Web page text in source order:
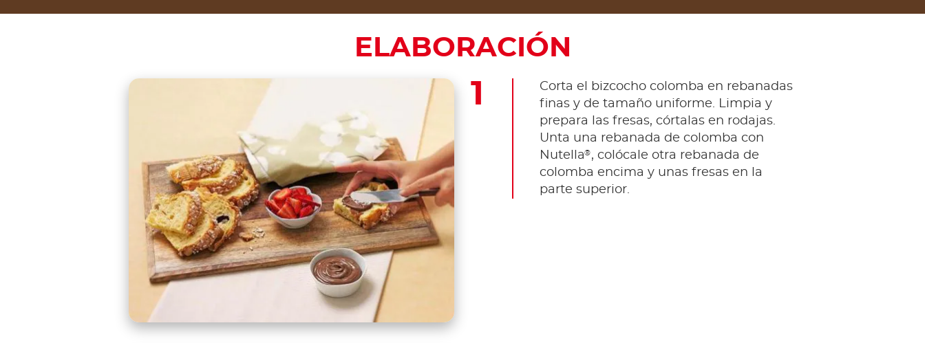
ELABORACIÓN
Corta el bizcocho colomba en rebanadas
finas y de tamaño uniforme. Limpia y
prepara las fresas, córtalas en rodajas.
Unta una rebanada de colomba con
Nutella® , colócale otra rebanada de
colomba encima y unas fresas en la
parte superior.